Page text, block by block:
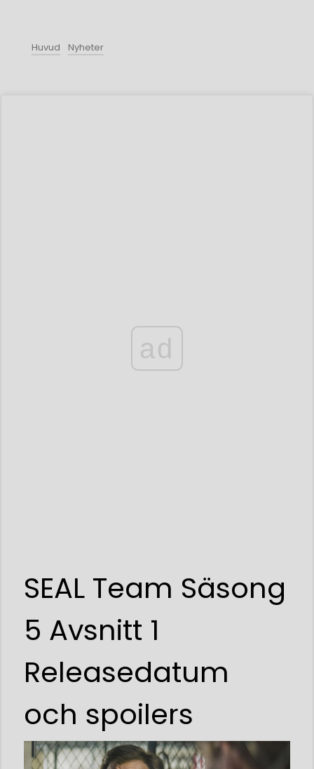
Huvud Nyheter
ad
SEAL Team Säsong
5 Avsnitt 1
Releasedatum
och spoilers